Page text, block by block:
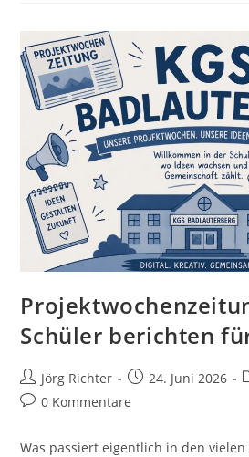
Schüler berichten
Jörg Richter 24. Juni 2026
0 Kommentare
Was passiert eigentlich in den